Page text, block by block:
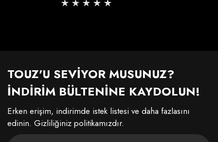
TOUZ'U SEVİYOR MUSUNUZ?
İNDİRİM BÜLTENİNE KAYDOLUN!
Erken erişim, indirimde istek listesi ve daha fazlasını
edinin. Gizliliğiniz politikamızdır.